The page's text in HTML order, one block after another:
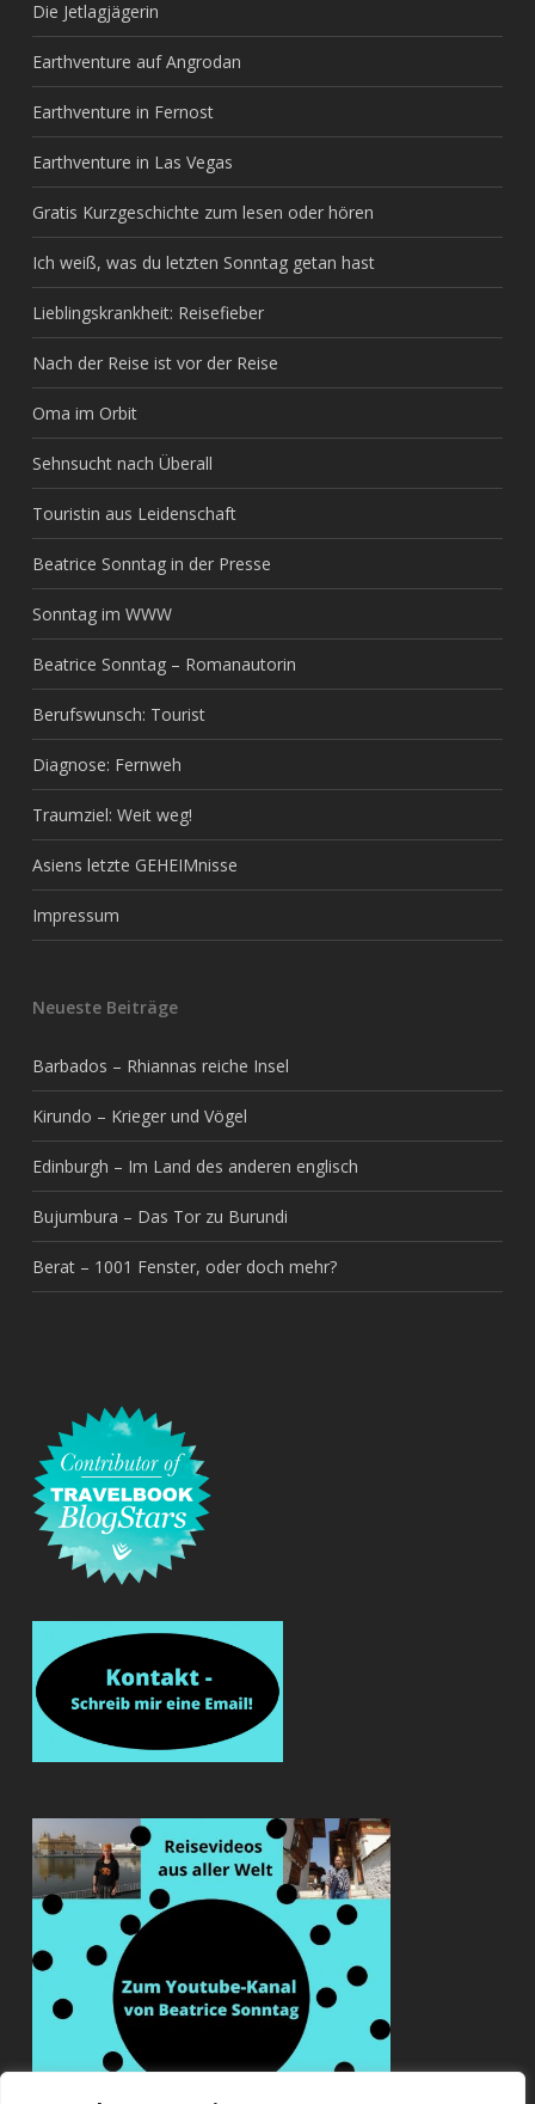
Die Jetlagjägerin
Earthventure auf Angrodan
Earthventure in Fernost
Earthventure in Las Vegas
Gratis Kurzgeschichte zum lesen oder hören
Ich weiß, was du letzten Sonntag getan hast
Lieblingskrankheit: Reisefieber
Nach der Reise ist vor der Reise
Oma im Orbit
Sehnsucht nach Überall
Touristin aus Leidenschaft
Beatrice Sonntag in der Presse
Sonntag im WWW
Beatrice Sonntag – Romanautorin
Berufswunsch: Tourist
Diagnose: Fernweh
Traumziel: Weit weg!
Asiens letzte GEHEIMnisse
Impressum
Neueste Beiträge
Barbados – Rhiannas reiche Insel
Kirundo – Krieger und Vögel
Edinburgh – Im Land des anderen englisch
Bujumbura – Das Tor zu Burundi
Berat – 1001 Fenster, oder doch mehr?